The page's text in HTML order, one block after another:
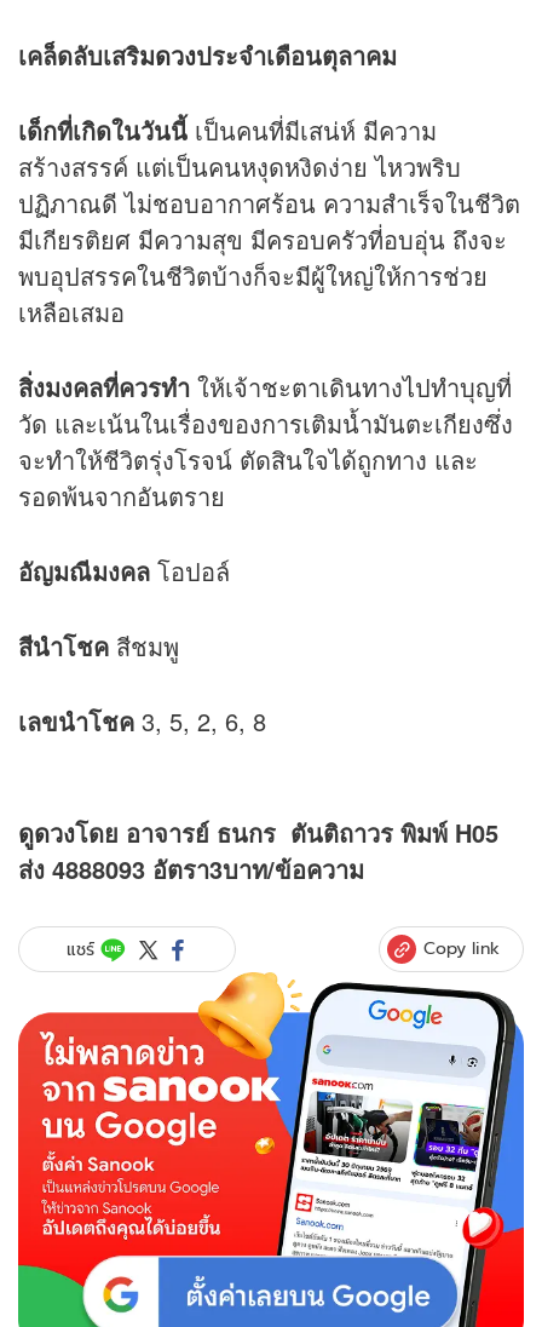
เคล็ดลับเสริมดวงประจำเดือนตุลาคม
เด็กที่เกิดในวันนี้ เป็นคนที่มีเสน่ห์ มีความ
สร้างสรรค์ แต่เป็นคนหงุดหงิดง่าย ไหวพริบ
ปฏิภาณดี ไม่ชอบอากาศร้อน ความสำเร็จในชีวิต
มีเกียรติยศ มีความสุข มีครอบครัวที่อบอุ่น ถึงจะ
พบอุปสรรคในชีวิตบ้างก็จะมีผู้ใหญ่ให้การช่วย
เหลือเสมอ
สิ่งมงคลที่ควรทำ ให้เจ้าชะตาเดินทางไปทำบุญที่
วัด และเน้นในเรื่องของการเติมน้ำมันตะเกียงซึ่ง
จะทำให้ชีวิตรุ่งโรจน์ ตัดสินใจได้ถูกทาง และ
รอดพ้นจากอันตราย
อัญมณีมงคล โอปอล์
สีนำโชค สีชมพู
เลขนำโชค 3, 5, 2, 6, 8
ดูดวงโดย อาจารย์ ธนกร ตันติถาวร พิมพ์ H05
ส่ง 4888093 อัตรา3บาท/ข้อความ
แชร์ Copy link